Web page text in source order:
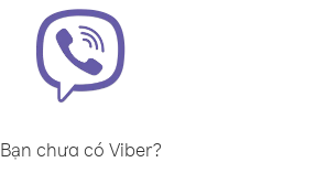
Bạn chưa có Viber?